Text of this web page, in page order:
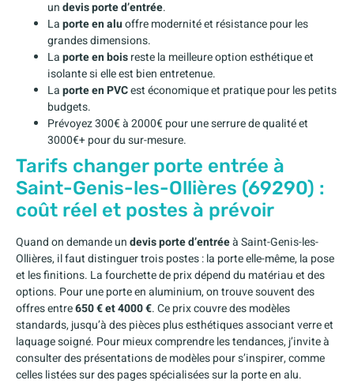
undevis porte d’entrée.
Laporte en aluoffre modernité et résistance pour les
grandes dimensions.
Laporte en boisreste la meilleure option esthétique et
isolante si elle est bien entretenue.
Laporte en PVCest économique et pratique pour les petits
budgets.
Prévoyez 300€ à 2000€ pour une serrure de qualité et
3000€+ pour du sur-mesure.
Tarifs changer porte entrée à
Saint-Genis-les-Ollières (69290) :
coût réel et postes à prévoir
Quand on demande undevis porte d’entréeà Saint-Genis-les-
Ollières, il faut distinguer trois postes : la porte elle-même, la pose
et les finitions. La fourchette de prix dépend du matériau et des
options. Pour une porte en aluminium, on trouve souvent des
offres entre650 € et 4000 €. Ce prix couvre des modèles
standards, jusqu’à des pièces plus esthétiques associant verre et
laquage soigné. Pour mieux comprendre les tendances, j’invite à
consulter des présentations de modèles pour s’inspirer, comme
celles listées sur des pages spécialisées sur la porte en alu.